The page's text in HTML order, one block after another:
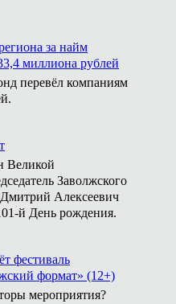
за найм
миллиона рублей
перевёл компаниям
Великой
Заволжского
Дмитрий Алексеевич
й День рождения.
фестиваль
формат» (12+)
мероприятия?